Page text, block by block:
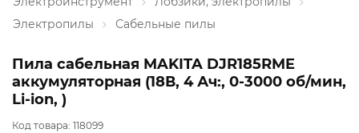
Электропилы
Сабельные пилы
Пила сабельная MAKITA DJR185RME
аккумуляторная (18В, 4 Ач:, 0-3000 об/мин,
Li-ion, )
Код товара: 118099